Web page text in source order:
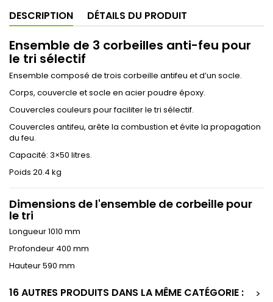
DESCRIPTION DÉTAILS DU PRODUIT
Ensemble de 3 corbeilles anti-feu pour
le tri sélectif
Ensemble composé de trois corbeille antifeu et d’un socle.
Corps, couvercle et socle en acier poudre époxy.
Couvercles couleurs pour faciliter le tri sélectif.
Couvercles antifeu, arête la combustion et évite la propagation
du feu.
Capacité: 3×50 litres.
Poids 20.4 kg
Dimensions de l'ensemble de corbeille pour
le tri
Longueur 1010 mm
Profondeur 400 mm
Hauteur 590 mm
16 AUTRES PRODUITS DANS LA MÊME CATÉGORIE :
>